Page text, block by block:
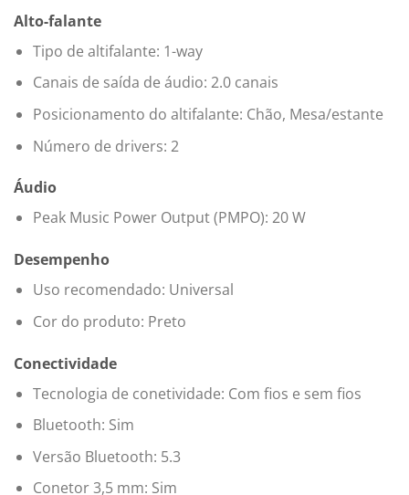
Alto-falante
Tipo de altifalante: 1-way
Canais de saída de áudio: 2.0 canais
Posicionamento do altifalante: Chão, Mesa/estante
Número de drivers: 2
Áudio
Peak Music Power Output (PMPO): 20 W
Desempenho
Uso recomendado: Universal
Cor do produto: Preto
Conectividade
Tecnologia de conetividade: Com fios e sem fios
Bluetooth: Sim
Versão Bluetooth: 5.3
Conetor 3,5 mm: Sim